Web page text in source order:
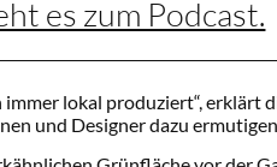
es zum Podcast.
immer lokal produziert“,
und Designer dazu